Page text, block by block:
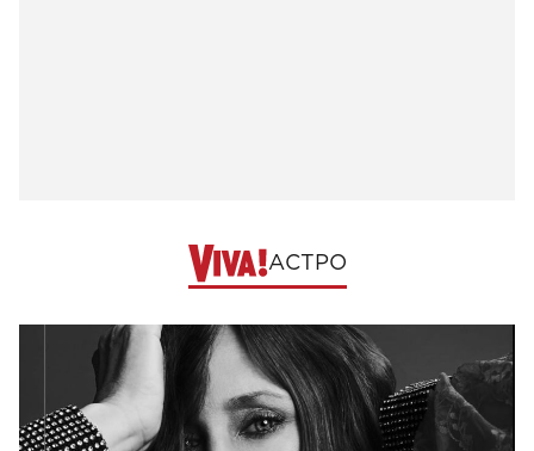
АСТРО